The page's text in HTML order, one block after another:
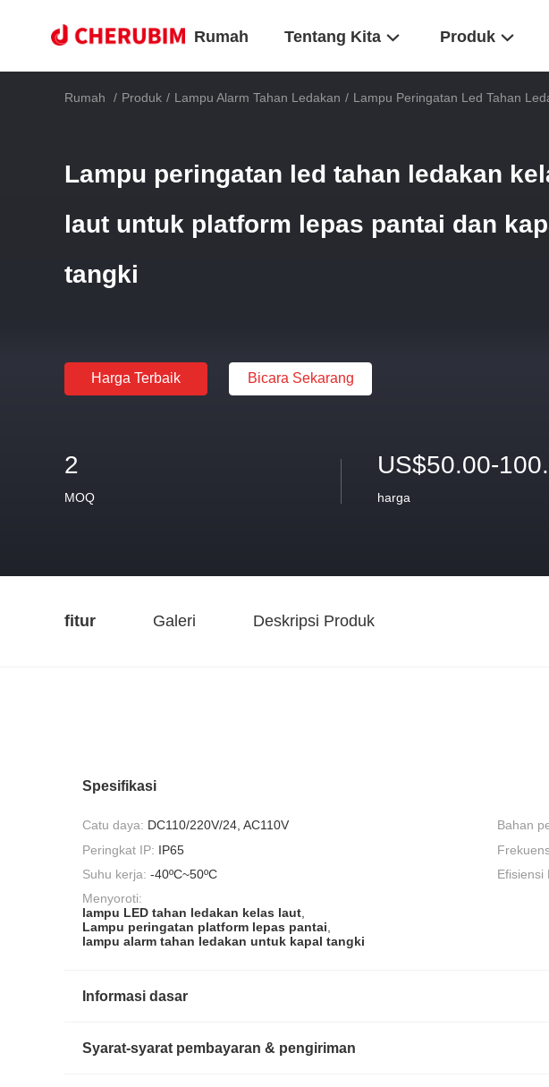
Rumah Tentang Kita Produk
Rumah / Produk / Lampu Alarm Tahan Ledakan / Lampu Peringatan Led Tahan
Lampu peringatan led tahan ledakan
laut untuk platform lepas pantai dan
tangki
Harga Terbaik Bicara Sekarang
2
MOQ
US$50.00-
harga
fitur Galeri Deskripsi Produk
Spesifikasi
Catu daya: DC110/220V/24, AC110V Bahan
Peringkat IP: IP65
Suhu kerja: -40ºC~50ºC Efisiensi
Menyoroti:
lampu LED tahan ledakan kelas laut
Lampu peringatan platform lepas pantai
lampu alarm tahan ledakan untuk kapal tangki
Informasi dasar
Syarat-syarat pembayaran & pengiriman